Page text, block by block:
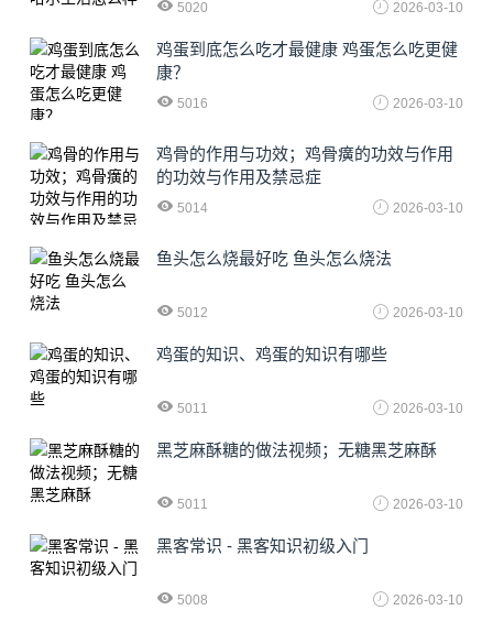
5020 2026-03-10
鸡蛋到底怎么吃才最健康 鸡蛋怎么吃更健
康？
5016 2026-03-10
鸡骨的作用与功效；鸡骨癀的功效与作用
的功效与作用及禁忌症
5014 2026-03-10
鱼头怎么烧最好吃 鱼头怎么烧法
5012 2026-03-10
鸡蛋的知识、鸡蛋的知识有哪些
5011 2026-03-10
黑芝麻酥糖的做法视频；无糖黑芝麻酥
5011 2026-03-10
黑客常识 - 黑客知识初级入门
5008 2026-03-10